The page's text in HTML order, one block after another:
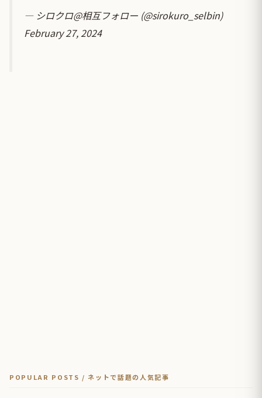
— シロクロ@相互フォロー (@sirokuro_selbin)
February 27, 2024
POPULAR POSTS / ネットで話題の人気記事